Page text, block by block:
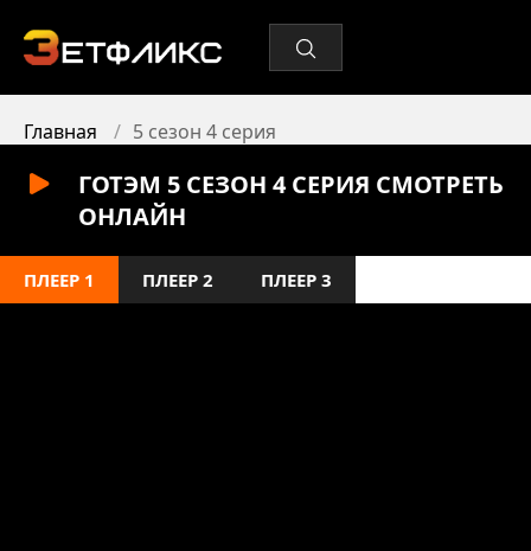
Главная 5 сезон 4 серия
ГОТЭМ 5 СЕЗОН 4 СЕРИЯ СМОТРЕТЬ
ОНЛАЙН
ПЛЕЕР 1 ПЛЕЕР 2 ПЛЕЕР 3